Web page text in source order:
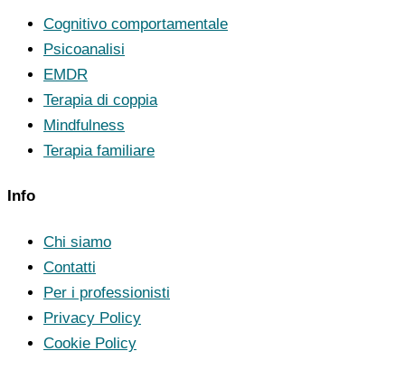
Cognitivo comportamentale
Psicoanalisi
EMDR
Terapia di coppia
Mindfulness
Terapia familiare
Info
Chi siamo
Contatti
Per i professionisti
Privacy Policy
Cookie Policy